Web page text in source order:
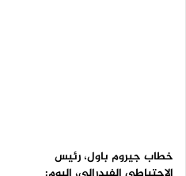
خطاب جيروم باول، رئيس